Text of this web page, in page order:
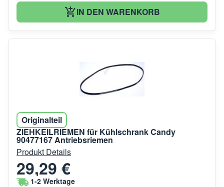
IN DEN WARENKORB
Originalteil
ZIEHKEILRIEMEN für Kühlschrank Candy
90477167 Antriebsriemen
Produkt Details
29,29 €
1-2 Werktage